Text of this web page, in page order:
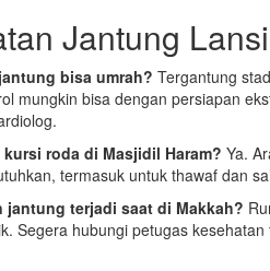
Jantung
bisa umrah? Tergantung
mungkin bisa dengan persiapan
roda di Masjidil Haram? Ya.
termasuk untuk thawaf dan
jantung terjadi saat di Makkah?
Segera hubungi petugas